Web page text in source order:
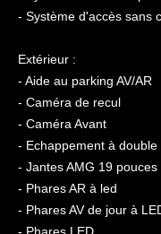
- Système d'accès sans
Extérieur :
- Aide au parking AV/AR
- Caméra de recul
- Caméra Avant
- Echappement à double
- Jantes AMG 19
- Phares AR à led
- Phares AV de jour à